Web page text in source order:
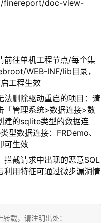
finereport/doc-view-
前往单机工程节点/每个集
WEB-INF/lib目录，
工程生效
法删除驱动重启的项目：请
「管理系统>数据连接>数
建的sqlite类型的数据连
型数据连接：FRDemo、
可生效
拦截请求中出现的恶意SQL
利用特征可通过微步漏洞情
载，请注明出处：